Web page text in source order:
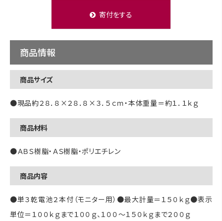
寄付をする
商品情報
商品サイズ
●現品約２８．８×２８．８×３．５ｃｍ・本体重量＝約１．１ｋｇ
商品材料
●ＡＢＳ樹脂・ＡＳ樹脂・ポリエチレン
商品内容
●単３乾電池２本付（モニター用）●最大計量＝１５０ｋｇ●表示
単位＝１００ｋｇまで１００ｇ、１００～１５０ｋｇまで２００ｇ